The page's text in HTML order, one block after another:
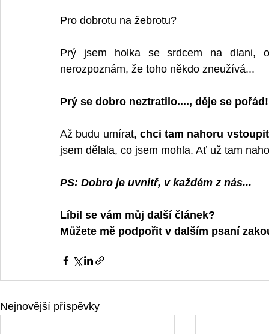
Pro dobrotu na žebrotu?
Prý jsem holka se srdcem na dlani,
nerozpoznám, že toho někdo zneužívá...
Prý se dobro neztratilo...., děje se pořád!
Až budu umírat, chci tam nahoru
jsem dělala, co jsem mohla. Ať už tam
PS: Dobro je uvnitř, v každém z nás...
Líbil se vám můj další článek?
Můžete mě podpořit v dalším psaní
Nejnovější příspěvky